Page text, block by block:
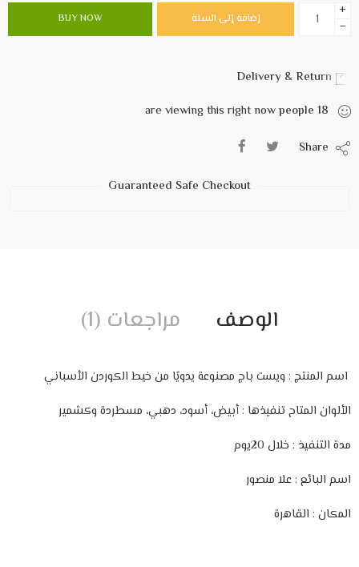
+
−
إضافة إلى السلة BUY NOW
18
people
Guaranteed Safe Checkout
الوصف مراجعات (1)
اسم المنتج : ويست باج مصنوعة يدويًا من خيط الكوردن الأسباني
الألوان المتاح تنفيذها : أبيض، أسود، دهبي، مسطردة وكشمير
مدة التنفيذ : خلال 20يوم
اسم البائع : علا منصور
المكان : القاهرة